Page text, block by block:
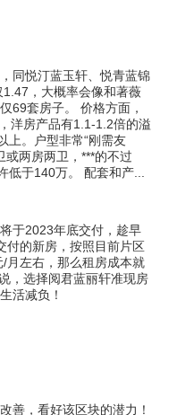
同悦汀蓝玉轩、悦青蓝锦
，大概率会像和著薇
69套房子。 价格方面，
洋房产品有1.1-1.2倍的溢
上。户型非常“刚需友
或两房两卫，***的不过
低于140万。 配套和产...
于2023年底交付，趁早
付的新房，按照目前片区
月左右，那么租房成本就
，选择阅君蓝丽轩准现房
活减负！
善，看好该区块的潜力！